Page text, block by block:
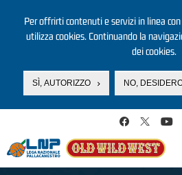
Per offrirti contenuti e servizi in linea
utilizza cookies. Continuando la
dei cookies.
SÌ, AUTORIZZO NO,